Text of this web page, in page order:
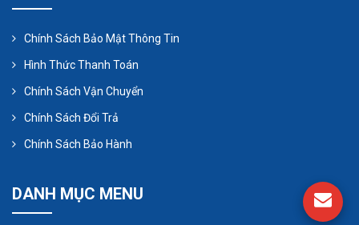
nhựa, sấy, làm sạch các linh kiện điện tử,
dùng cho các bể rửa rau, hoa quả, bể làm
sạch bề mặt kim loại trước khi mạ, cấp khí để
khí trong ngành may mặc, hút bụi, sục khí vào
Chính Sách Bảo Mật Thông Tin
Hình Thức Thanh Toán
Chính Sách Vận Chuyển
Chính Sách Đổi Trả
Chính Sách Bảo Hành
DANH MỤC MENU